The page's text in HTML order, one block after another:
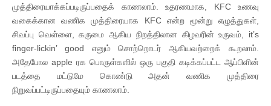
முத்திரையாக்கப்படிருப்பதைக் காணலாம். உதரணமாக, KFC உணவு
வகைக்கான வணிக முத்திரையாக KFC என்ற மூன்று எழுத்துகள்,
சிவப்பு வெள்ளை, கருமை ஆகிய நிறத்திலான கிழவரின் உருவம், it’s
finger-lickin’ good எனும் சொற்றொடர் ஆகியவற்றைக் கூறலாம்.
அதேபோல apple ரக பொருள்களில் ஒரு பகுதி கடிக்கப்பட்ட ஆப்பிளின்
படத்தை மட்டுமே கொண்டு அதன் வணிக முத்திரை
நிறுவப்பட்டிருப்பதையும் காணலாம்.